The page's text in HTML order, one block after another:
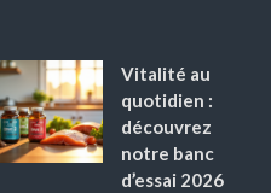
Vitalité au
quotidien :
découvrez
notre banc
d’essai 2026